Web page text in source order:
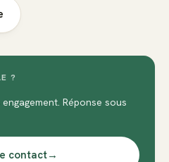
?
Réponse sous
contact→